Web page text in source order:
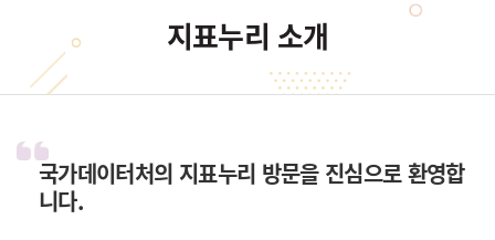
의
나
지표누리 소개
국가데이터처의 지표누리 방문을 진심으로 환영합
니다.